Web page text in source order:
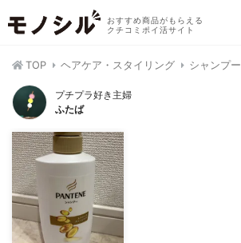
おすすめ商品がもらえる
クチコミポイ活サイト
TOP ヘアケア・スタイリング シャンプー
プチプラ好き主婦
ふたば